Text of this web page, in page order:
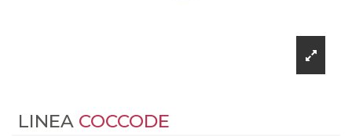
LINEA COCCODE